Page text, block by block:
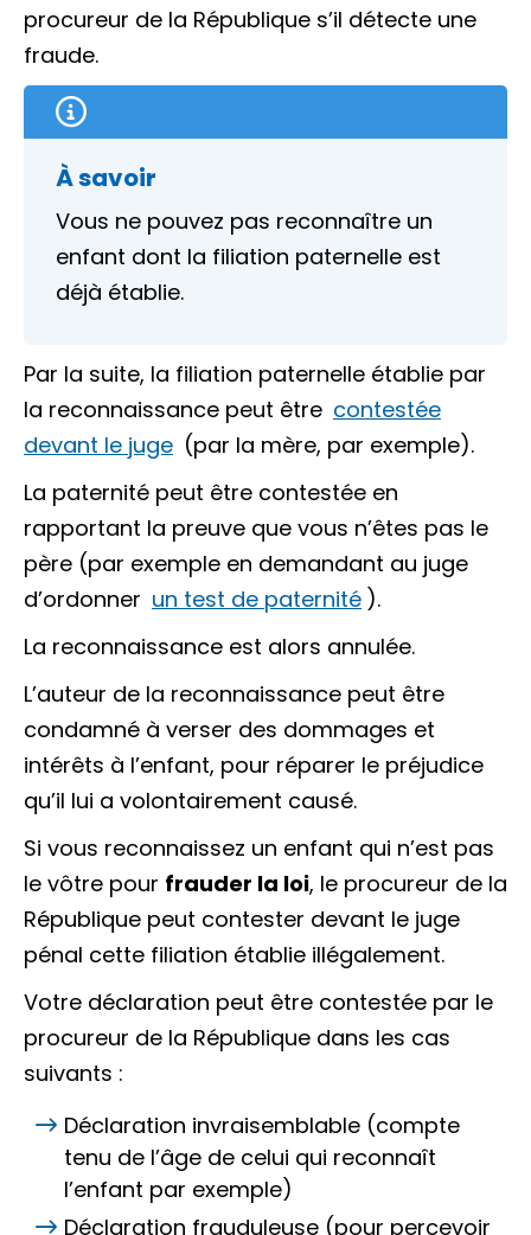
procureur de la République s’il détecte une
fraude.
À savoir
Vous ne pouvez pas reconnaître un
enfant dont la filiation paternelle est
déjà établie.
Par la suite, la filiation paternelle établie par
la reconnaissance peut être contestée
devant le juge (par la mère, par exemple).
La paternité peut être contestée en
rapportant la preuve que vous n’êtes pas le
père (par exemple en demandant au juge
d’ordonner un test de paternité ).
La reconnaissance est alors annulée.
L’auteur de la reconnaissance peut être
condamné à verser des dommages et
intérêts à l’enfant, pour réparer le préjudice
qu’il lui a volontairement causé.
Si vous reconnaissez un enfant qui n’est pas
le vôtre pour frauder la loi, le procureur de la
République peut contester devant le juge
pénal cette filiation établie illégalement.
Votre déclaration peut être contestée par le
procureur de la République dans les cas
suivants :
Déclaration invraisemblable (compte
tenu de l’âge de celui qui reconnaît
l’enfant par exemple)
Déclaration frauduleuse (pour percevoir